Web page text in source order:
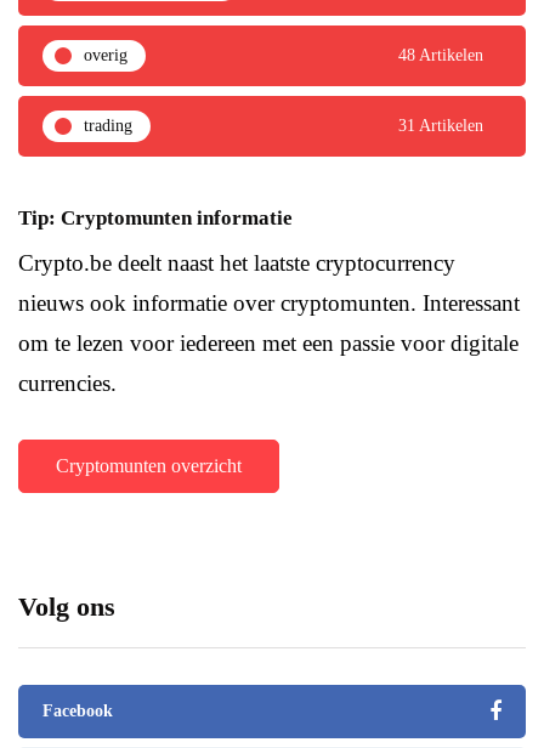
overig 48 Artikelen
trading 31 Artikelen
Tip: Cryptomunten informatie
Crypto.be deelt naast het laatste cryptocurrency
nieuws ook informatie over cryptomunten. Interessant
om te lezen voor iedereen met een passie voor digitale
currencies.
Cryptomunten overzicht
Volg ons
Facebook